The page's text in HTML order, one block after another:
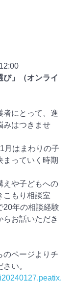
び」（オンライ
者にとって、進
みはつきませ
月はまわりの子
まっていく時期
えや子どもへの
こもり相談室
20年の相談経験
らお話いただき
のページよりチ
い。